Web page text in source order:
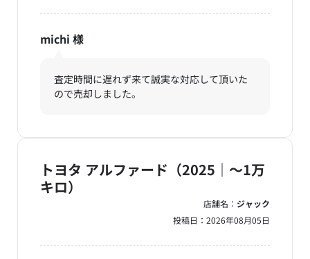
michi 様
査定時間に遅れず来て誠実な対応して頂いた
ので売却しました。
トヨタ アルファード（2025｜～1万
キロ）
店舗名： ジャック
投稿日： 2026年08月05日